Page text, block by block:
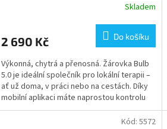
Skladem
2 690 Kč Do košíku
Výkonná, chytrá a přenosná. Žárovka Bulb
5.0 je ideální společník pro lokální terapii –
ať už doma, v práci nebo na cestách. Díky
mobilní aplikaci máte naprostou kontrolu
nad...
Kód: 5572